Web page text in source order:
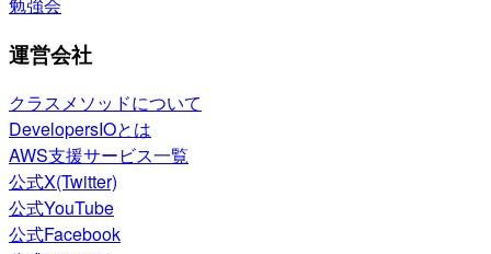
運営会社
クラスメソッドについて
DevelopersIOとは
AWS支援サービス一覧
公式X(Twitter)
公式YouTube
公式Facebook